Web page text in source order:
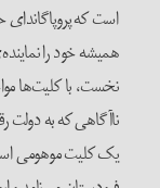
است که
همیشه خود را
نخست، با کلیت‌ها
ناآگاهی که به
یک کلیت موهومی